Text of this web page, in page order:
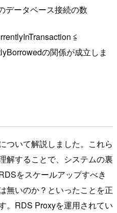
データベース接続の数
≦
の関係が成立しま
ついて解説しました。これら
解することで、システムの裏
をスケールアップすべき
無いのか？といったことを正
。RDS Proxyを運用されてい